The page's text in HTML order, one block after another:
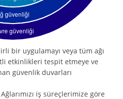
bir uygulamayı veya tüm ağı
etkinlikleri tespit etmeye ve
güvenlik duvarları
iş süreçlerimize göre